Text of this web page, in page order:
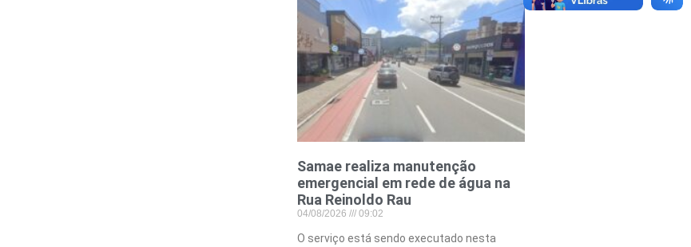
Samae realiza manutenção
emergencial em rede de água na
Rua Reinoldo Rau
04/08/2026 09:02
O serviço está sendo executado nesta